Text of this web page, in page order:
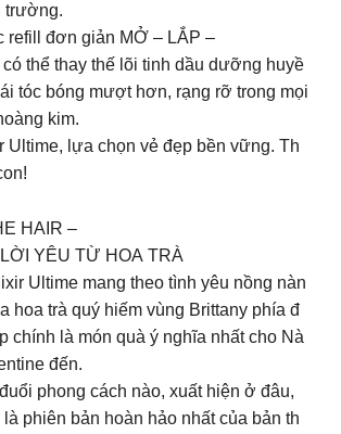
trường.
refill đơn giản MỞ – LẮP –
có thể thay thế lõi tinh dầu dưỡng huyề
tóc bóng mượt hơn, rạng rỡ trong mọi
kim.
Ultime, lựa chọn vẻ đẹp bền vững. Th
HAIR –
YÊU TỪ HOA TRÀ
Ultime mang theo tình yêu nồng nàn
hoa trà quý hiếm vùng Brittany phía đ
chính là món quà ý nghĩa nhất cho Nà
đến.
phong cách nào, xuất hiện ở đâu,
phiên bản hoàn hảo nhất của bản th